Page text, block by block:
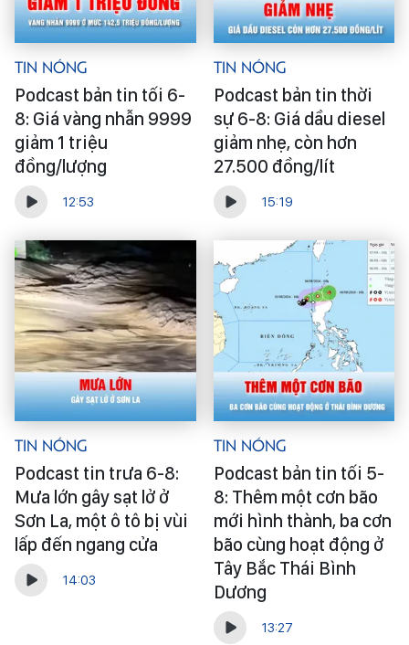
Tin Nóng
Podcast bản tin tối 6-
8: Giá vàng nhẫn 9999
giảm 1 triệu
đồng/lượng
12:53
Tin Nóng
Podcast bản tin thời
sự 6-8: Giá dầu diesel
giảm nhẹ, còn hơn
27.500 đồng/lít
15:19
Tin Nóng
Podcast tin trưa 6-8:
Mưa lớn gây sạt lở ở
Sơn La, một ô tô bị vùi
lấp đến ngang cửa
14:03
Tin Nóng
Podcast bản tin tối 5-
8: Thêm một cơn bão
mới hình thành, ba cơn
bão cùng hoạt động ở
Tây Bắc Thái Bình
Dương
13:27